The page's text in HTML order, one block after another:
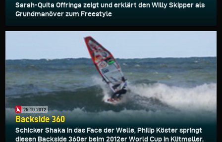
Sarah-Quita Offringa zeigt und erklärt den Willy Skipper als
Grundmanöver zum Freestyle
26.10.2012
Backside 360
Schicker Shaka in das Face der Welle, Philip Köster springt
diesen Backside 360er beim 2012er World Cup in Klitmøller.